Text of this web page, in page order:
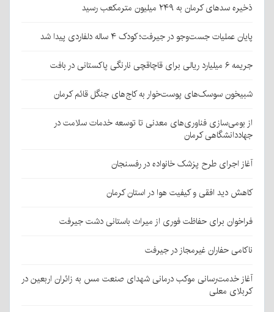
ذخیره سدهای کرمان به ۲۴۹ میلیون مترمکعب رسید
پایان عملیات جست‌وجو در جیرفت؛ کودک ۴ ساله دلفاردی پیدا شد
جریمه ۶ میلیارد ریالی برای قاچاقچی نارنگی پاکستانی در بافت
شبیخون سوسک‌های پوست‌خوار به کاج‌های جنگل قائم کرمان
از بومی‌سازی فناوری‌های معدنی تا توسعه خدمات سلامت در
جهاددانشگاهی کرمان
آغاز اجرای طرح پزشک خانواده در رفسنجان
کاهش دید افقی و کیفیت هوا در استان کرمان
فراخوان برای حفاظت فوری از میراث باستانی دشت جیرفت
ناکامی حفاران غیرمجاز در جیرفت
آغاز خدمت‌رسانی موکب درمانی شهدای صنعت مس به زائران اربعین در
کربلای معلی